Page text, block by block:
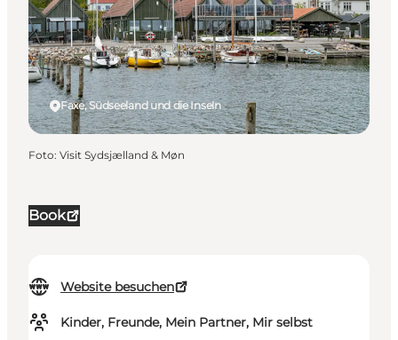
Book
Website besuchen
Kinder, Freunde, Mein Partner, Mir selbst
Faxe, Südseeland und die Inseln
Foto: Visit Sydsjælland & Møn